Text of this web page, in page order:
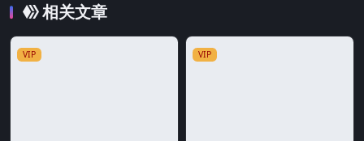
相关文章
VIP VIP